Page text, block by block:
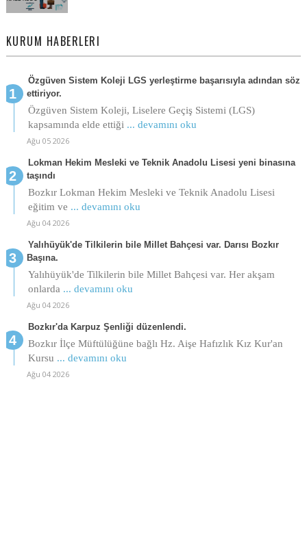
KURUM HABERLERI
Özgüven Sistem Koleji LGS yerleştirme başarısıyla adından söz
ettiriyor.
Özgüven Sistem Koleji, Liselere Geçiş Sistemi (LGS)
kapsamında elde ettiği ... devamını oku
Ağu 05 2026
Lokman Hekim Mesleki ve Teknik Anadolu Lisesi yeni binasına
taşındı
Bozkır Lokman Hekim Mesleki ve Teknik Anadolu Lisesi
eğitim ve ... devamını oku
Ağu 04 2026
Yalıhüyük'de Tilkilerin bile Millet Bahçesi var. Darısı Bozkır
Başına.
Yalıhüyük'de Tilkilerin bile Millet Bahçesi var. Her akşam
onlarda ... devamını oku
Ağu 04 2026
Bozkır'da Karpuz Şenliği düzenlendi.
Bozkır İlçe Müftülüğüne bağlı Hz. Aişe Hafızlık Kız Kur'an
Kursu ... devamını oku
Ağu 04 2026